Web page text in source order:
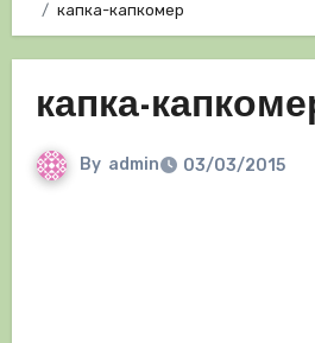
капка-капкомер
капка-
By admin 03/03/2015